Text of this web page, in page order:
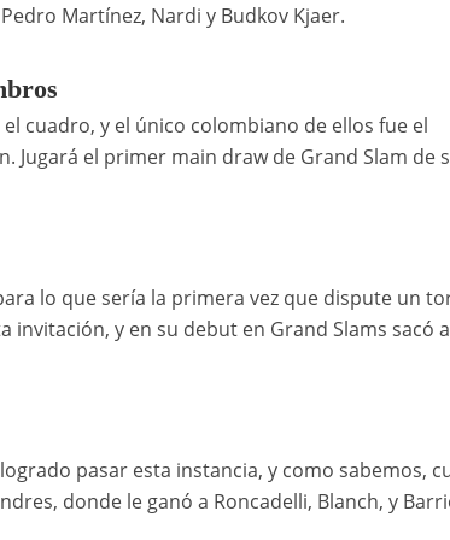
Martínez, Nardi y Budkov Kjaer.
cuadro, y el único colombiano de ellos fue el
Jugará el primer main draw de Grand Slam de
lo que sería la primera vez que dispute un
y en su debut en Grand Slams sacó a
pasar esta instancia, y como sabemos,
donde le ganó a Roncadelli, Blanch, y